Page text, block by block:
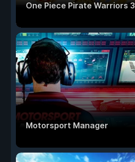
One Piece Pirate Warriors 3
Motorsport Manager